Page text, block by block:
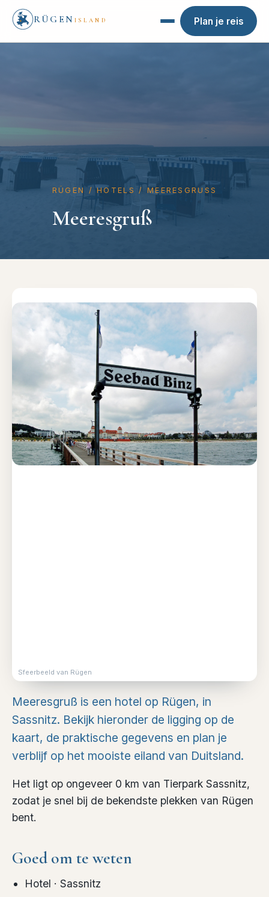
RÜGEN ISLAND Plan je reis
RÜGEN / HOTELS / MEERESGRUSS
Meeresgruß
Sfeerbeeld van Rügen
Meeresgruß is een hotel op Rügen, in
Sassnitz. Bekijk hieronder de ligging op de
kaart, de praktische gegevens en plan je
verblijf op het mooiste eiland van Duitsland.
Het ligt op ongeveer 0 km van Tierpark Sassnitz,
zodat je snel bij de bekendste plekken van Rügen
bent.
Goed om te weten
Hotel · Sassnitz